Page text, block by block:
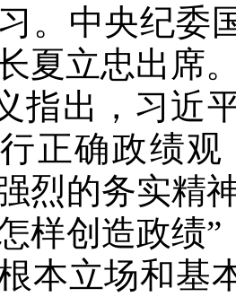
。中央纪委
夏立忠出席
指出，习近
正确政绩
烈的务实精
样创造政绩
本立场和基